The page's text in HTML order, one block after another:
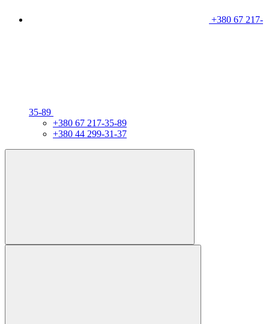
+380 67 217-
35-89
+380 67 217-35-89
+380 44 299-31-37